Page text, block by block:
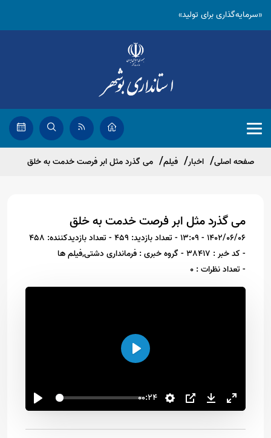
«سرمایه‌گذاری برای تولید»
صفحه اصلی اخبار فیلم می گذرد مثل ابر فرصت خدمت به خلق
می گذرد مثل ابر فرصت خدمت به خلق
1402/06/06 - 13:09 - تعداد بازدید: 459
- تعداد بازدیدکننده: 458
- کد خبر : 38417
- گروه خبری : فرمانداری دشتی,فیلم ها
- تعداد نظرات : 0
00:24
اجرا